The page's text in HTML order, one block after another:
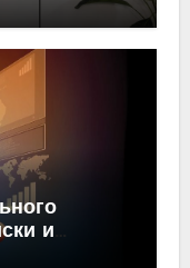
и